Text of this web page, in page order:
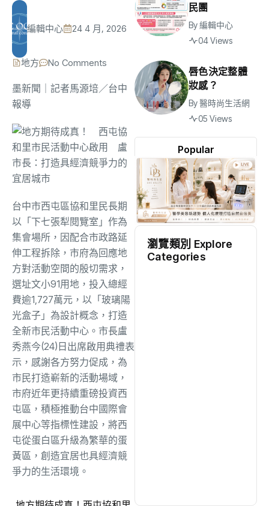
編輯中心 24 4 月, 2026
地方 No Comments
墨新聞 ｜記者馬源培／台中
報導
台中市西屯區協和里民長期
以「下七張犁閱覽室」作為
集會場所，因配合市政路延
伸工程拆除，市府為回應地
方對活動空間的殷切需求，
選址文小91用地，投入總經
費逾1,727萬元，以「玻璃陽
光盒子」為設計概念，打造
全新市民活動中心。市長盧
秀燕今(24)日出席啟用典禮表
示，感謝各方努力促成，為
市民打造嶄新的活動場域，
市府近年更持續重磅投資西
屯區，積極推動台中國際會
展中心等指標性建設，將西
屯從蛋白區升級為繁華的蛋
黃區，創造宜居也具經濟競
爭力的生活環境。
Popular
民團
By編輯中心
04 Views
唇色決定整體
妝感？
By醫時尚生活網
05 Views
瀏覽類別 Explore
Categories